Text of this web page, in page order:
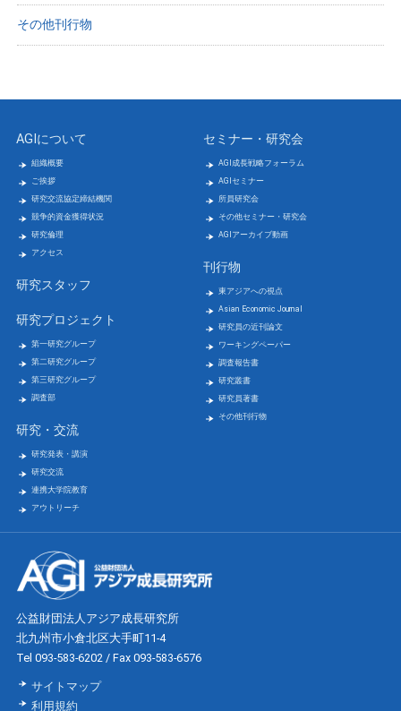
その他刊行物
AGIについて
組織概要
ご挨拶
研究交流協定締結機関
競争的資金獲得状況
研究倫理
アクセス
研究スタッフ
研究プロジェクト
第一研究グループ
第二研究グループ
第三研究グループ
調査部
研究・交流
研究発表・講演
研究交流
連携大学院教育
アウトリーチ
セミナー・研究会
AGI成長戦略フォーラム
AGIセミナー
所員研究会
その他セミナー・研究会
AGIアーカイブ動画
刊行物
東アジアへの視点
Asian Economic Journal
研究員の近刊論文
ワーキングペーパー
調査報告書
研究叢書
研究員著書
その他刊行物
公益財団法人アジア成長研究所
北九州市小倉北区大手町11-4
Tel 093-583-6202 / Fax 093-583-6576
サイトマップ
利用規約